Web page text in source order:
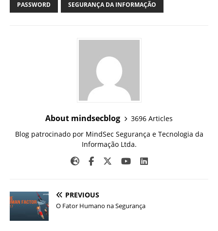
PASSWORD SEGURANÇA DA INFORMAÇÃO
About mindsecblog
3696 Articles
Blog patrocinado por MindSec Segurança e Tecnologia da
Informação Ltda.
PREVIOUS
O Fator Humano na Segurança